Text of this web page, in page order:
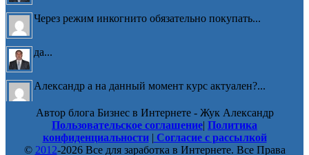
Через режим инкогнито обязательно покупать...
да...
Александр а на данный момент курс актуален?...
Сергей, спасибо за беспокойство, но у меня Н�...
Автор блога Бизнес в Интернете - Жук Александр
Пользовательское соглашение| Политика
конфиденциальности| Согласие с рассылкой
© 2012-2026 Все для заработка в Интернете. Все Права